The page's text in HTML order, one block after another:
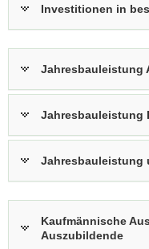
Investitionen in
Jahresbauleistung
Jahresbauleistung
Jahresbauleistung
Kaufmännische
Auszubildende